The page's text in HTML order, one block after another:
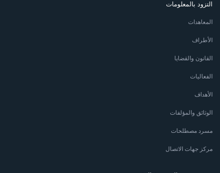
التزود بالمعلومات
المعاهدات
الأطراف
القانون والقضايا
الفعاليات
الأهداف
الوثائق والمؤلفات
مسرد مصطلحات
مركز جهات الاتصال